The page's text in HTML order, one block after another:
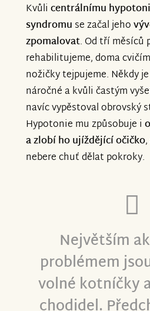
Kvůli centrálnímu
syndromu se začal jeho
zpomalovat. Od tří měsíců
rehabilitujeme, doma
nožičky tejpujeme. Někdy
náročné a kvůli častým
navíc vypěstoval obrovský
Hypotonie mu způsobuje i
a zlobí ho ujíždějící očičko
nebere chuť dělat pokroky.
Největším
problémem
volné kotníčky